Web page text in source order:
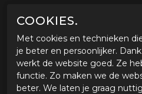
GERELATEERDE
-25%
COOKIES.
Met cookies en technieken
je beter en persoonlijker.
werkt de website goed. Ze
functie. Zo maken we de
beter. We laten je graag